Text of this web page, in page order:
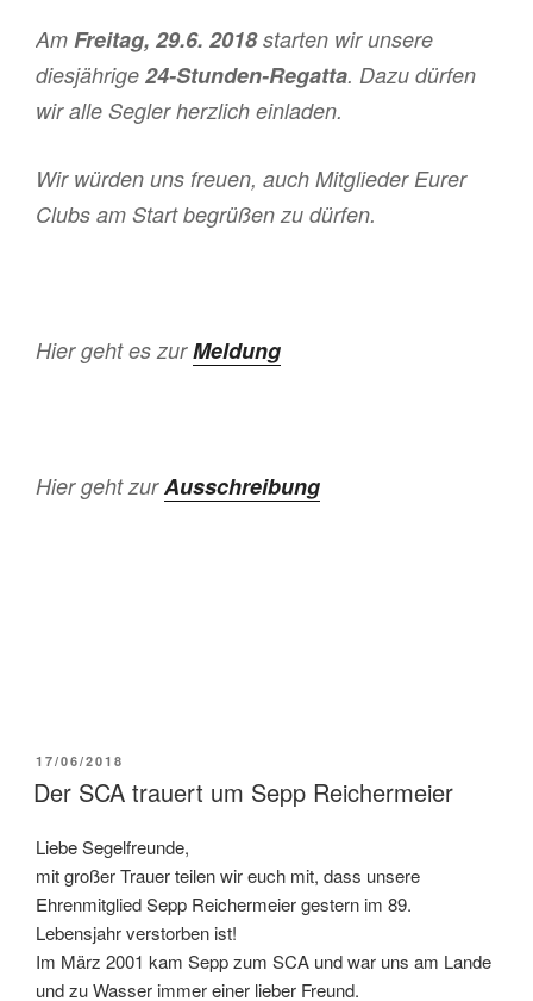
Am Freitag, 29.6. 2018starten wir unsere
diesjährige 24-Stunden-Regatta. Dazu dürfen
wir alle Segler herzlich einladen.
Wir würden uns freuen, auch Mitglieder Eurer
Clubs am Start begrüßen zu dürfen.
Hier geht es zurMeldung
Hier geht zurAusschreibung
VERÖFFENTLICHT
AM
17/06/2018
Der SCA trauert um Sepp Reichermeier
Liebe Segelfreunde,
mit großer Trauer teilen wir euch mit, dass unsere
Ehrenmitglied Sepp Reichermeier gestern im 89.
Lebensjahr verstorben ist!
Im März 2001 kam Sepp zum SCA und war uns am Lande
und zu Wasser immer einer lieber Freund.